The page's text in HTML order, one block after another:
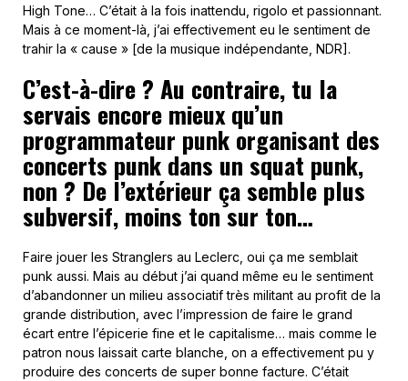
High Tone… C’était à la fois inattendu, rigolo et passionnant.
Mais à ce moment-là, j’ai effectivement eu le sentiment de
trahir la « cause » [de la musique indépendante, NDR].
C’est-à-dire ? Au contraire, tu la
servais encore mieux qu’un
programmateur punk organisant des
concerts punk dans un squat punk,
non ? De l’extérieur ça semble plus
subversif, moins ton sur ton…
Faire jouer les Stranglers au Leclerc, oui ça me semblait
punk aussi. Mais au début j’ai quand même eu le sentiment
d’abandonner un milieu associatif très militant au profit de la
grande distribution, avec l’impression de faire le grand
écart entre l’épicerie fine et le capitalisme… mais comme le
patron nous laissait carte blanche, on a effectivement pu y
produire des concerts de super bonne facture. C’était